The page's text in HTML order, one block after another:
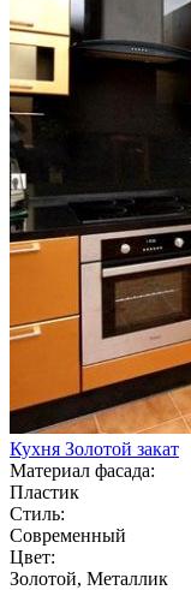
Кухня Золотой закат
Материал фасада:
Пластик
Стиль:
Современный
Цвет:
Золотой, Металлик